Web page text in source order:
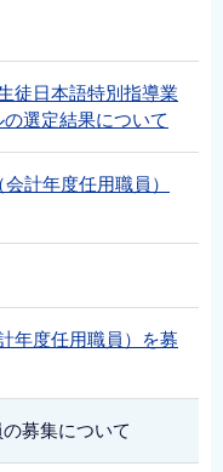
徒日本語特別指導業
選定結果について
計年度任用職員）
年度任用職員）を募
募集について